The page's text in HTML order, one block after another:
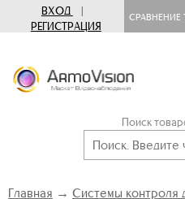
ВХОД
|
РЕГИСТРАЦИЯ
Поиск
Главная → Системы контроля